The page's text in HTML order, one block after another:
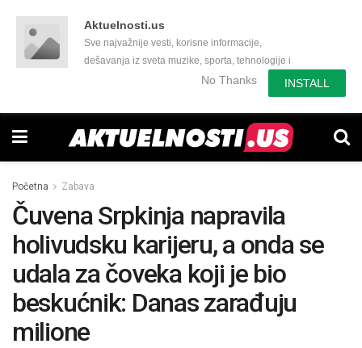
Aktuelnosti.us
Sve najvažnije vesti, korisne informacije,
dešavanja iz sveta muzike, sporta, tehnologije i
još mnogo toga zanimljivog.No Thanks INSTALL
Početna Zabava
Čuvena Srpkinja napravila
holivudsku karijeru, a onda se
udala za čoveka koji je bio
beskućnik: Danas zarađuju
milione